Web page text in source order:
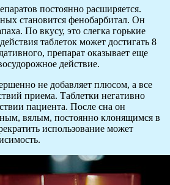
постоянно расширяется.
становится фенобарбитал. Он
По вкусу, это слегка горькие
таблеток может достигать 8
препарат оказывает еще
действие.
не добавляет плюсом, а все
приема. Таблетки негативно
пациента. После сна он
вялым, постоянно клонящимся в
использование может